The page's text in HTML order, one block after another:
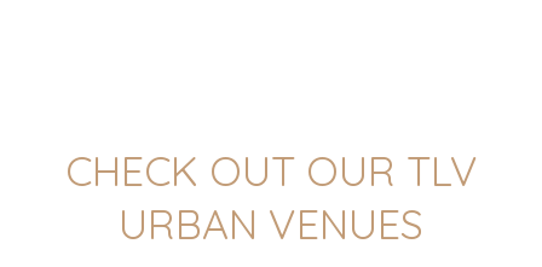
CHECK OUT OUR TLV
URBAN VENUES